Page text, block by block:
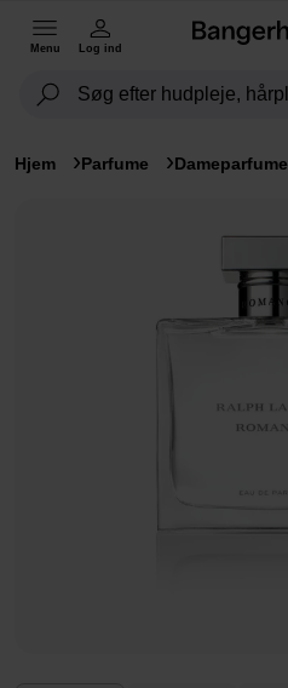
Menu Log ind
Hjem Parfume Dameparfume